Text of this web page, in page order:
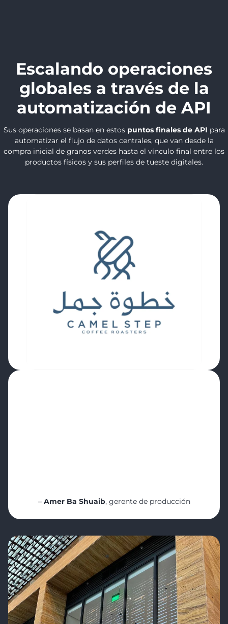
Escalando operaciones
globales a través de la
automatización de API
Sus operaciones se basan en estos puntos finales de API para
automatizar el flujo de datos centrales, que van desde la
compra inicial de granos verdes hasta el vínculo final entre los
productos físicos y sus perfiles de tueste digitales.
– Amer Ba Shuaib, gerente de producción